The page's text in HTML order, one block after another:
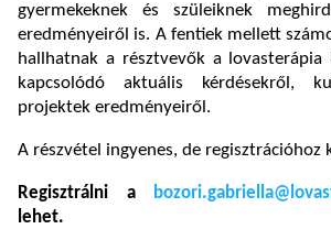
gyermekeknek és szüleiknek
eredményeiről is. A fentiek mellett
hallhatnak a résztvevők a lovasterápia
kapcsolódó aktuális kérdésekről,
projektek eredményeiről.
A részvétel ingyenes, de regisztrációhoz
Regisztrálni a
lehet.